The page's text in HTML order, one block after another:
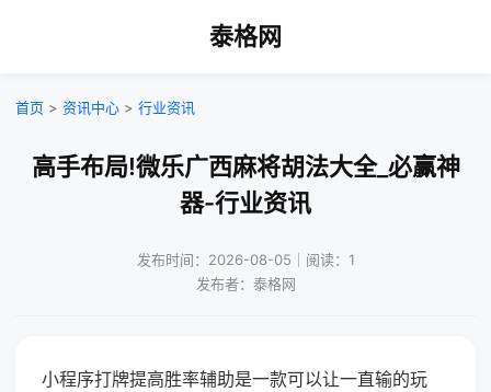
泰格网
首页 > 资讯中心 > 行业资讯
高手布局!微乐广西麻将胡法大全_必赢神
器-行业资讯
发布时间：2026-08-05｜阅读：1
发布者：泰格网
小程序打牌提高胜率辅助是一款可以让一直输的玩